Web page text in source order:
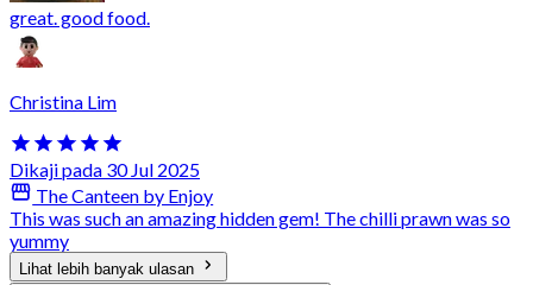
great. good food.
Christina Lim
Dikaji pada 30 Jul 2025
The Canteen by Enjoy
This was such an amazing hidden gem! The chilli prawn was so
yummy
Lihat lebih banyak ulasan